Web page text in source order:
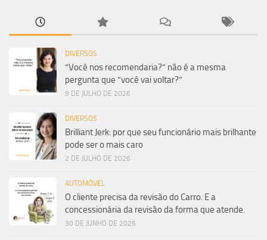
DIVERSOS
“Você nos recomendaria?” não é a mesma
pergunta que “você vai voltar?”
9 DE JULHO DE 2026
DIVERSOS
Brilliant Jerk: por que seu funcionário mais brilhante
pode ser o mais caro
2 DE JULHO DE 2026
AUTOMÓVEL
O cliente precisa da revisão do Carro. E a
concessionária da revisão da forma que atende.
30 DE JUNHO DE 2026